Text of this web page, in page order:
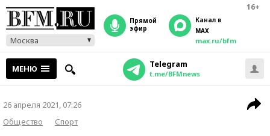
16+
Москва
прямой
эфир
Канал в
MAX
max.ru/bfm
МЕНЮ Telegram
t.me/BFMnews
26 апреля 2021, 07:26
Общество
Спорт